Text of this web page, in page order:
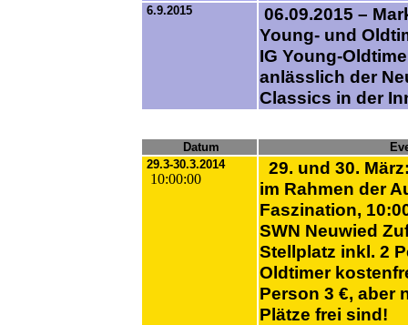
6.9.2015
06.09.2015 –
Young- und
IG Young-
anlässlich der
Classics in der
Datum
29.3-30.3.2014
10:00:00
29. und 30.
im Rahmen der
Faszination,
SWN Neuwied
Stellplatz inkl. 2
Oldtimer
Person 3 €, aber
Plätze frei sind!